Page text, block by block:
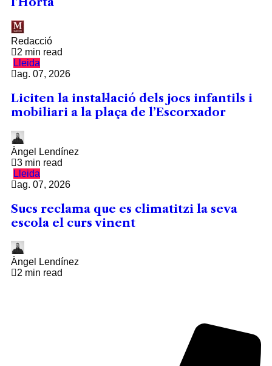
Redacció
2 min read
Lleida
ag. 07, 2026
Liciten la instal·lació dels jocs infantils i
mobiliari a la plaça de l’Escorxador
Àngel Lendínez
3 min read
Lleida
ag. 07, 2026
Sucs reclama que es climatitzi la seva
escola el curs vinent
Àngel Lendínez
2 min read